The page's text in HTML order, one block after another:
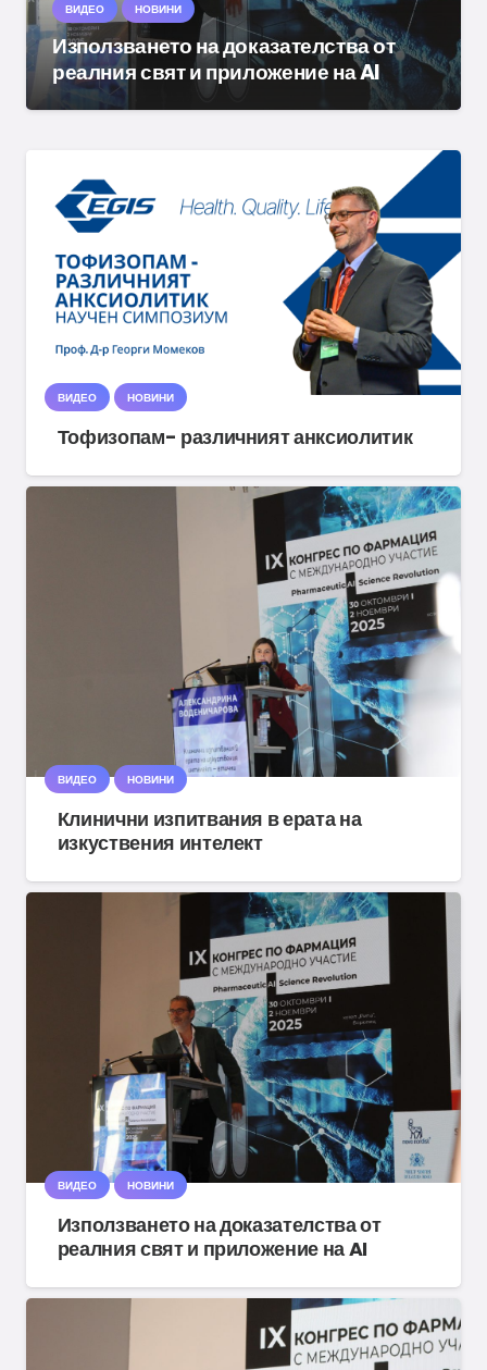
ВИДЕО НОВИНИ
Използването на доказателства от
реалния свят и приложение на AI
ВИДЕО НОВИНИ
Тофизопам- различният анксиолитик
ВИДЕО НОВИНИ
Клинични изпитвания в ерата на
изкуствения интелект
ВИДЕО НОВИНИ
Използването на доказателства от
реалния свят и приложение на AI